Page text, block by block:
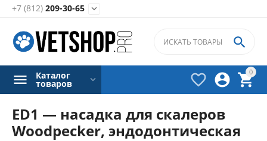
+7 (812) 209-30-65 
0




Каталог
товаров
ED1 — насадка для скалеров
Woodpecker, эндодонтическая